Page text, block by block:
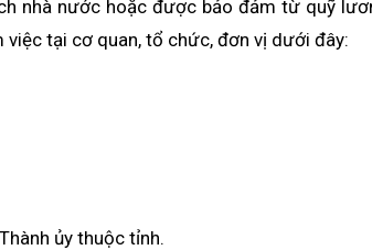
nhà nước hoặc được bảo đảm từ quỹ
tại cơ quan, tổ chức, đơn vị dưới đây:
ủy thuộc tỉnh.